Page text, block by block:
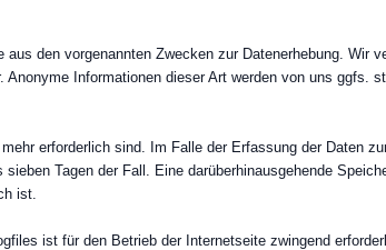
den vorgenannten Zwecken zur Datenerhebung.
Informationen dieser Art werden von uns ggfs.
erforderlich sind. Im Falle der Erfassung der Daten
Tagen der Fall. Eine darüberhinausgehende
ist.
ist für den Betrieb der Internetseite zwingend